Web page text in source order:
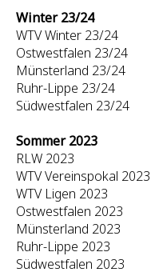
Winter 23/24
WTV Winter 23/24
Ostwestfalen 23/24
Münsterland 23/24
Ruhr-Lippe 23/24
Südwestfalen 23/24
Sommer 2023
RLW 2023
WTV Vereinspokal 2023
WTV Ligen 2023
Ostwestfalen 2023
Münsterland 2023
Ruhr-Lippe 2023
Südwestfalen 2023